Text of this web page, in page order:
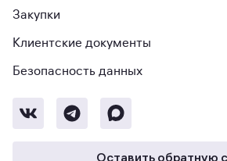
Закупки
Клиентские документы
Безопасность данных
Оставить обратную